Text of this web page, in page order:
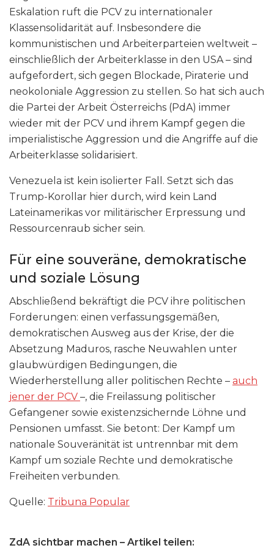
Eskalation ruft die PCV zu internationaler
Klassensolidarität auf. Insbesondere die
kommunistischen und Arbeiterparteien weltweit –
einschließlich der Arbeiterklasse in den USA – sind
aufgefordert, sich gegen Blockade, Piraterie und
neokoloniale Aggression zu stellen. So hat sich auch
die Partei der Arbeit Österreichs (PdA) immer
wieder mit der PCV und ihrem Kampf gegen die
imperialistische Aggression und die Angriffe auf die
Arbeiterklasse solidarisiert.
Venezuela ist kein isolierter Fall. Setzt sich das
Trump-Korollar hier durch, wird kein Land
Lateinamerikas vor militärischer Erpressung und
Ressourcenraub sicher sein.
Für eine souveräne, demokratische
und soziale Lösung
Abschließend bekräftigt die PCV ihre politischen
Forderungen: einen verfassungsgemäßen,
demokratischen Ausweg aus der Krise, der die
Absetzung Maduros, rasche Neuwahlen unter
glaubwürdigen Bedingungen, die
Wiederherstellung aller politischen Rechte – auch
jener der PCV –, die Freilassung politischer
Gefangener sowie existenzsichernde Löhne und
Pensionen umfasst. Sie betont: Der Kampf um
nationale Souveränität ist untrennbar mit dem
Kampf um soziale Rechte und demokratische
Freiheiten verbunden.
Quelle: Tribuna Popular
ZdA sichtbar machen – Artikel teilen: